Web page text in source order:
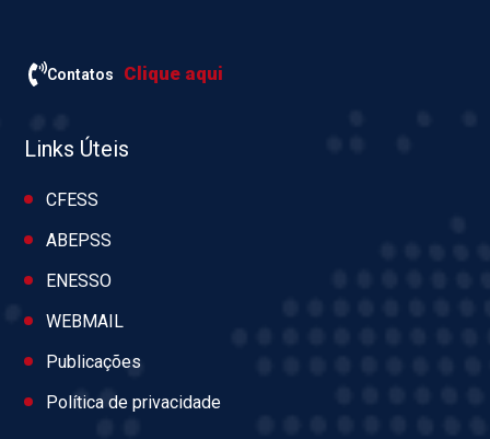
Contatos Clique aqui
Links Úteis
CFESS
ABEPSS
ENESSO
WEBMAIL
Publicações
Política de privacidade